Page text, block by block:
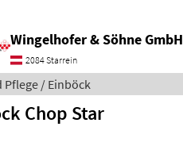
Wingelhofer & Söhne GmbH
2084 Starrein
Pflege / Einböck
Chop Star